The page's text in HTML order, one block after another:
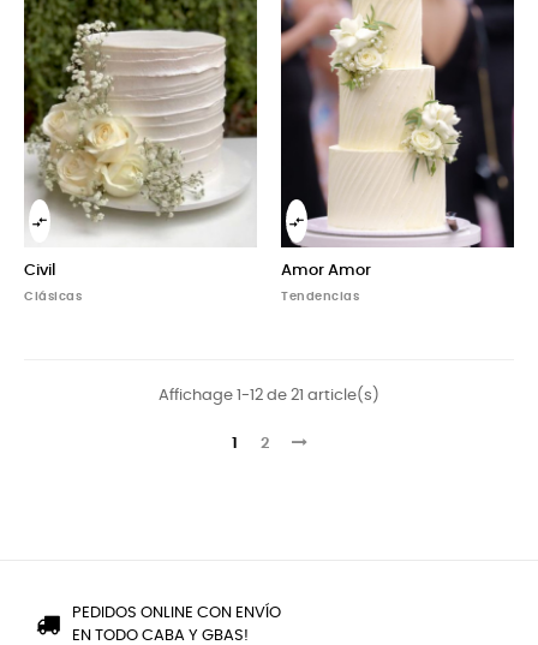

Civil
Clásicas

Amor Amor
Tendencias
Affichage 1-12 de 21 article(s)
1 2
PEDIDOS ONLINE CON ENVÍO
EN TODO CABA Y GBAS!